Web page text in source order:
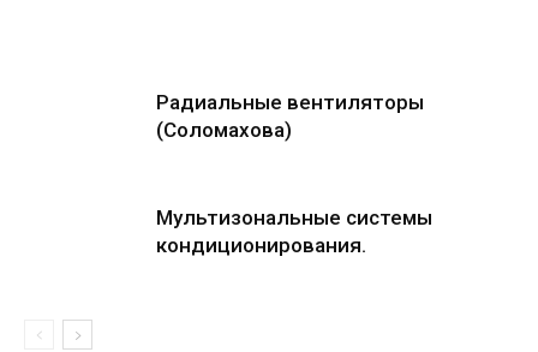
Радиальные вентиляторы
(Соломахова)
Мультизональные системы
кондиционирования.